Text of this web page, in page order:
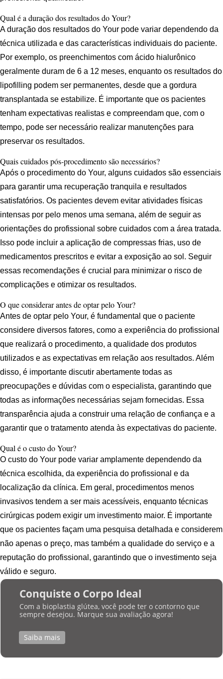
Qual é a duração dos resultados do Your?
A duração dos resultados do Your pode variar dependendo da
técnica utilizada e das características individuais do paciente.
Por exemplo, os preenchimentos com ácido hialurônico
geralmente duram de 6 a 12 meses, enquanto os resultados do
lipofilling podem ser permanentes, desde que a gordura
transplantada se estabilize. É importante que os pacientes
tenham expectativas realistas e compreendam que, com o
tempo, pode ser necessário realizar manutenções para
preservar os resultados.
Quais cuidados pós-procedimento são necessários?
Após o procedimento do Your, alguns cuidados são essenciais
para garantir uma recuperação tranquila e resultados
satisfatórios. Os pacientes devem evitar atividades físicas
intensas por pelo menos uma semana, além de seguir as
orientações do profissional sobre cuidados com a área tratada.
Isso pode incluir a aplicação de compressas frias, uso de
medicamentos prescritos e evitar a exposição ao sol. Seguir
essas recomendações é crucial para minimizar o risco de
complicações e otimizar os resultados.
O que considerar antes de optar pelo Your?
Antes de optar pelo Your, é fundamental que o paciente
considere diversos fatores, como a experiência do profissional
que realizará o procedimento, a qualidade dos produtos
utilizados e as expectativas em relação aos resultados. Além
disso, é importante discutir abertamente todas as
preocupações e dúvidas com o especialista, garantindo que
todas as informações necessárias sejam fornecidas. Essa
transparência ajuda a construir uma relação de confiança e a
garantir que o tratamento atenda às expectativas do paciente.
Qual é o custo do Your?
O custo do Your pode variar amplamente dependendo da
técnica escolhida, da experiência do profissional e da
localização da clínica. Em geral, procedimentos menos
invasivos tendem a ser mais acessíveis, enquanto técnicas
cirúrgicas podem exigir um investimento maior. É importante
que os pacientes façam uma pesquisa detalhada e considerem
não apenas o preço, mas também a qualidade do serviço e a
reputação do profissional, garantindo que o investimento seja
válido e seguro.
Conquiste o Corpo Ideal
Com a bioplastia glútea, você pode ter o contorno que
sempre desejou. Marque sua avaliação agora!
Saiba mais